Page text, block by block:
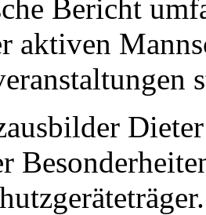
Bericht
aktiven